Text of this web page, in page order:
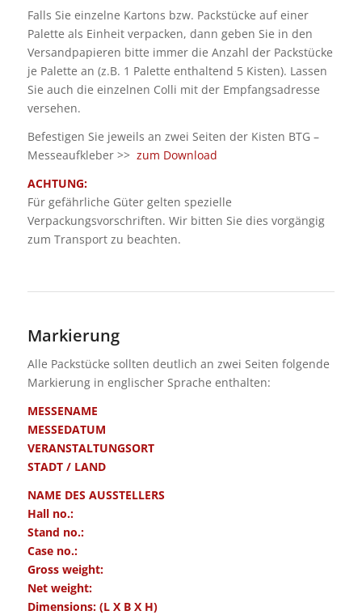
Falls Sie einzelne Kartons bzw. Packstücke auf einer
Palette als Einheit verpacken, dann geben Sie in den
Versandpapieren bitte immer die Anzahl der Packstücke
je Palette an (z.B. 1 Palette enthaltend 5 Kisten). Lassen
Sie auch die einzelnen Colli mit der Empfangsadresse
versehen.
Befestigen Sie jeweils an zwei Seiten der Kisten BTG –
Messeaufkleber >> zum Download
ACHTUNG:
Für gefährliche Güter gelten spezielle
Verpackungsvorschriften. Wir bitten Sie dies vorgängig
zum Transport zu beachten.
Markierung
Alle Packstücke sollten deutlich an zwei Seiten folgende
Markierung in englischer Sprache enthalten:
MESSENAME
MESSEDATUM
VERANSTALTUNGSORT
STADT / LAND
NAME DES AUSSTELLERS
Hall no.:
Stand no.:
Case no.:
Gross weight:
Net weight:
Dimensions: (L X B X H)